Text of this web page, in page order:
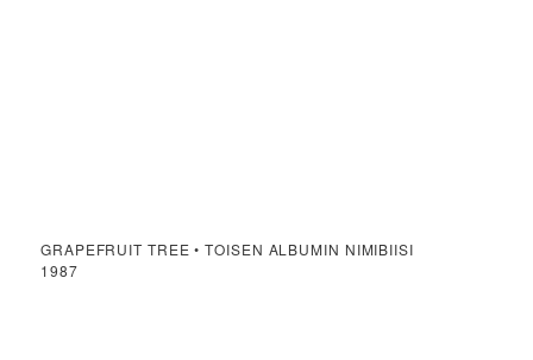
GRAPEFRUIT TREE • TOISEN ALBUMIN NIMIBIISI
1987